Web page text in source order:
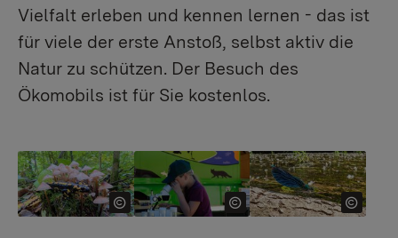
Vielfalt erleben und kennen lernen - das ist
für viele der erste Anstoß, selbst aktiv die
Natur zu schützen. Der Besuch des
Ökomobils ist für Sie kostenlos.
Show larger versionShow larger versionShow larger version